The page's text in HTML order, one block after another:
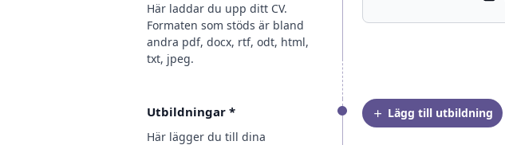
Här laddar du upp ditt CV.
Formaten som stöds är bland
andra pdf, docx, rtf, odt, html,
txt, jpeg.
Utbildningar *
Här lägger du till dina
Lägg till utbildning